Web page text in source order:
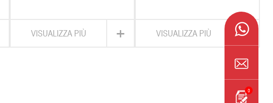
+
VISUALIZZA PIÙ +
VISUALIZZA PIÙ
0